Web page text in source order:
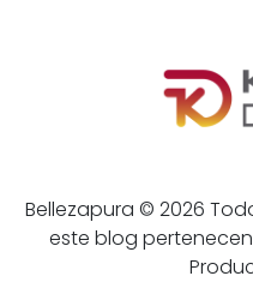
Bellezapura © 2026
este blog